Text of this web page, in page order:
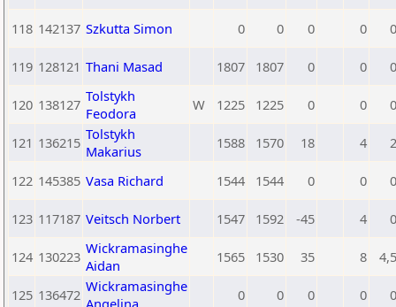
118 142137 Szkutta Simon 0 0 0 0 0
119 128121 Thani Masad 1807 1807 0 0 0
120 138127 Tolstykh
Feodora
W 1225 1225 0 0 0
121 136215 Tolstykh
Makarius
1588 1570 18 4 2
122 145385 Vasa Richard 1544 1544 0 0 0
123 117187 Veitsch Norbert 1547 1592 -45 4 0
124 130223 Wickramasinghe
Aidan
1565 1530 35 8 4,5
125 136472 Wickramasinghe
Angelina
0 0 0 0 0